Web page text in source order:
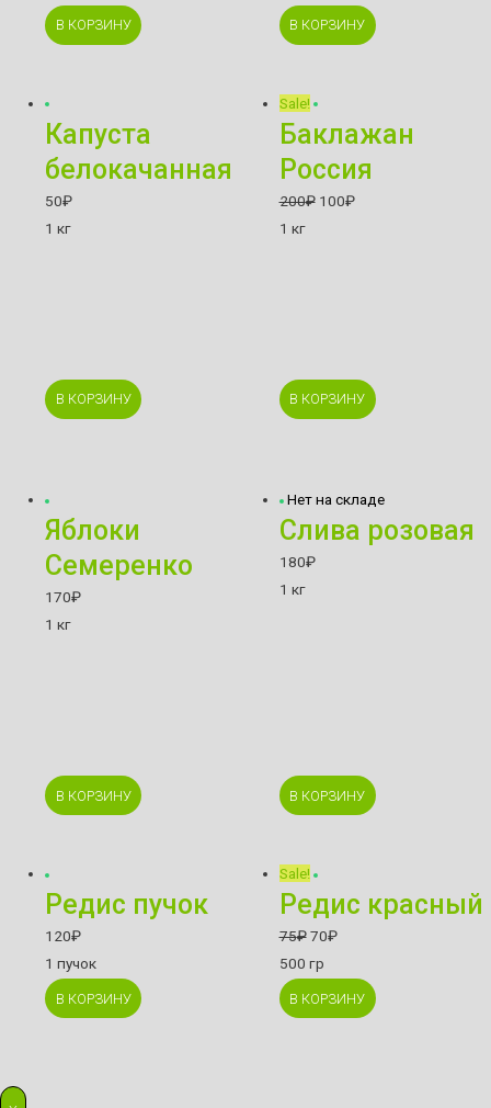
В КОРЗИНУ В КОРЗИНУ
Капуста
белокачанная
50₽
1 кг
В КОРЗИНУ
Sale!
Баклажан
Россия
200₽ 100₽
1 кг
В КОРЗИНУ
Яблоки
Семеренко
170₽
1 кг
В КОРЗИНУ
Нет на складе
Слива розовая
180₽
1 кг
В КОРЗИНУ
Редис пучок
120₽
1 пучок
В КОРЗИНУ
Sale!
Редис красный
75₽ 70₽
500 гр
В КОРЗИНУ